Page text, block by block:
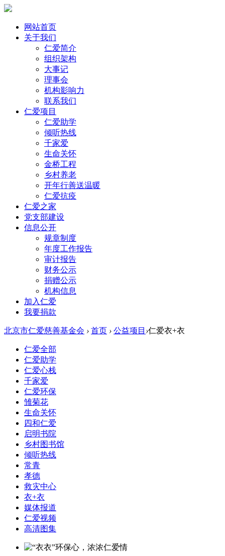
网站首页
关于我们
仁爱简介
组织架构
大事记
理事会
机构影响力
联系我们
仁爱项目
仁爱助学
倾听热线
千家爱
生命关怀
金桥工程
乡村养老
开年行善送温暖
仁爱抗疫
仁爱之家
党支部建设
信息公开
规章制度
年度工作报告
审计报告
财务公示
捐赠公示
机构信息
加入仁爱
我要捐款
北京市仁爱慈善基金会 › 首页 › 公益项目 ›仁爱衣+衣
仁爱全部
仁爱助学
仁爱心栈
千家爱
仁爱环保
雏菊花
生命关怀
四和仁爱
启明书院
乡村图书馆
倾听热线
常青
孝德
救灾中心
衣+衣
媒体报道
仁爱视频
高清图集